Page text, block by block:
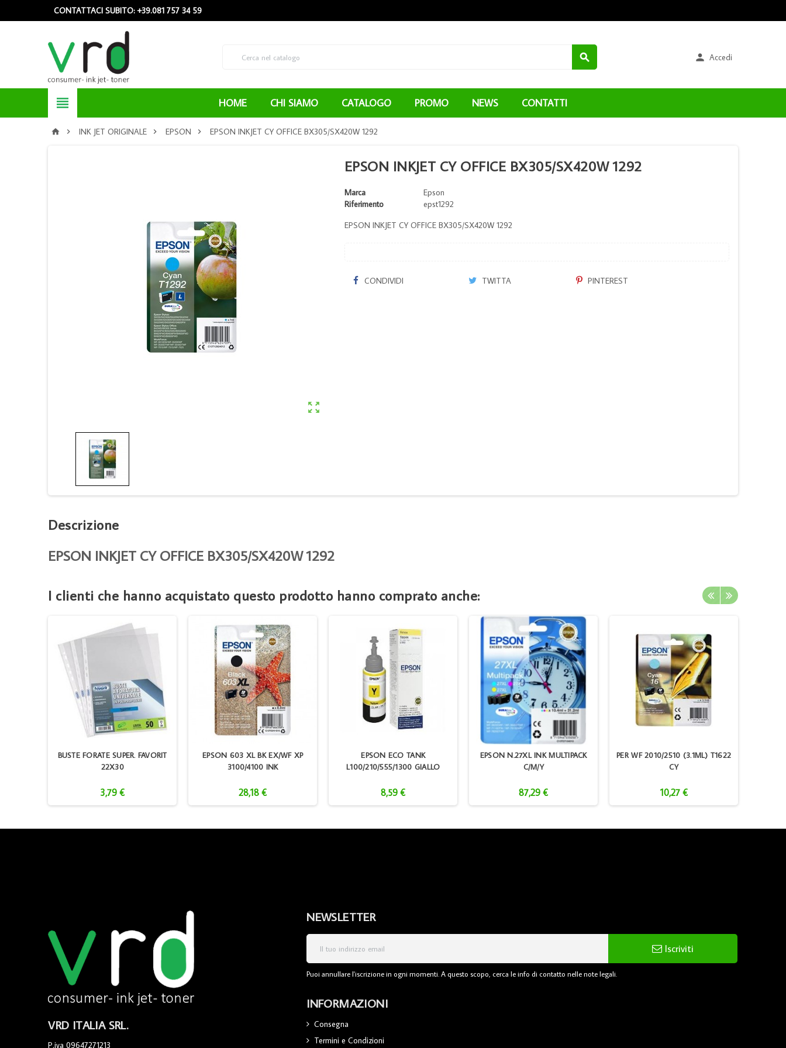
CONTATTACI SUBITO: +39.081 757 34 59
  Accedi
 HOME CHI SIAMO CATALOGO PROMO NEWS CONTATTI
  INK JET ORIGINALE  EPSON  EPSON INKJET CY OFFICE BX305/SX420W 1292

EPSON INKJET CY OFFICE BX305/SX420W 1292
Marca
Epson
Riferimento
epst1292
EPSON INKJET CY OFFICE BX305/SX420W 1292
CONDIVIDI TWITTA PINTEREST
Descrizione
EPSON INKJET CY OFFICE BX305/SX420W 1292
I clienti che hanno acquistato questo prodotto hanno comprato anche:
BUSTE FORATE SUPER. FAVORIT
22X30
3,79 €
EPSON 603 XL BK EX/WF XP
3100/4100 INK
28,18 €
EPSON ECO TANK
L100/210/555/1300 GIALLO
8,59 €
EPSON N.27XL INK MULTIPACK
C/M/Y
87,29 €
PER WF 2010/2510 (3.1ML) T1622
CY
10,27 €
VRD ITALIA SRL.
P.iva 09647271213
NEWSLETTER
Iscriviti
Puoi annullare l'iscrizione in ogni momenti. A questo scopo, cerca le info di contatto nelle note legali.
INFORMAZIONI
Consegna
Termini e Condizioni